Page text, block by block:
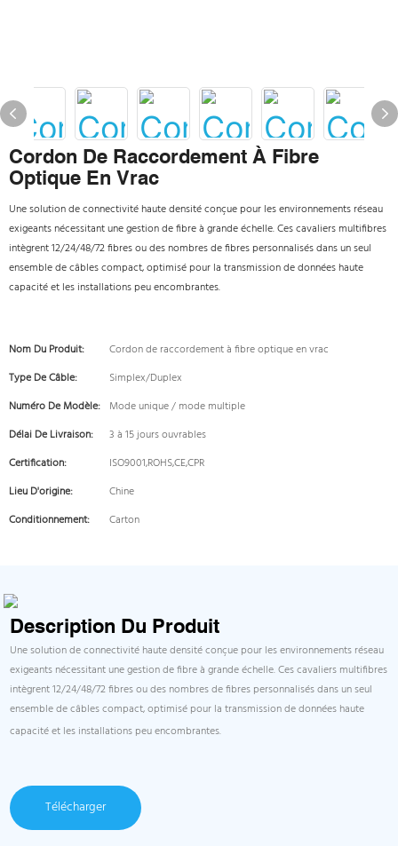
Cordon De Raccordement À Fibre
Optique En Vrac
Une solution de connectivité haute densité conçue pour les environnements réseau
exigeants nécessitant une gestion de fibre à grande échelle. Ces cavaliers multifibres
intègrent 12/24/48/72 fibres ou des nombres de fibres personnalisés dans un seul
ensemble de câbles compact, optimisé pour la transmission de données haute
capacité et les installations peu encombrantes.
Nom Du Produit:
Cordon de raccordement à fibre optique en vrac
Type De Câble:
Simplex/Duplex
Numéro De Modèle: Mode unique / mode multiple
Délai De Livraison:
3 à 15 jours ouvrables
Certification:
ISO9001,ROHS,CE,CPR
Lieu D'origine:
Chine
Conditionnement:
Carton
Description Du Produit
Une solution de connectivité haute densité conçue pour les environnements réseau
exigeants nécessitant une gestion de fibre à grande échelle. Ces cavaliers multifibres
intègrent 12/24/48/72 fibres ou des nombres de fibres personnalisés dans un seul
ensemble de câbles compact, optimisé pour la transmission de données haute
capacité et les installations peu encombrantes.
Télécharger